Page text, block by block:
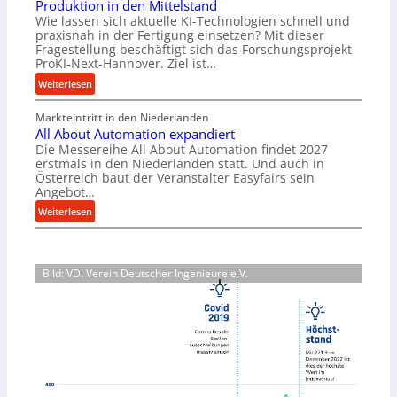
u
n
g
e
n
e
r
h
ö
h
e
n
d
i
P
e
r
i
a
l
v
e
o
r
g
u
n
g
n
t
Produktion in den Mittelstand
Wie lassen sich aktuelle KI-Technologien schnell und
praxisnah in der Fertigung einsetzen? Mit dieser
Fragestellung beschäftigt sich das Forschungsprojekt
ProKI-Next-Hannover. Ziel ist…
Weiterlesen:
F
o
r
s
c
h
u
n
p
r
b
Markteintritt in den Niederlanden
All About Automation expandiert
Die Messereihe All About Automation findet 2027
erstmals in den Niederlanden statt. Und auch in
Österreich baut der Veranstalter Easyfairs sein
Angebot…
Weiterlesen:
A
l
A
Bild: VDI Verein Deutscher Ingenieure e.V.